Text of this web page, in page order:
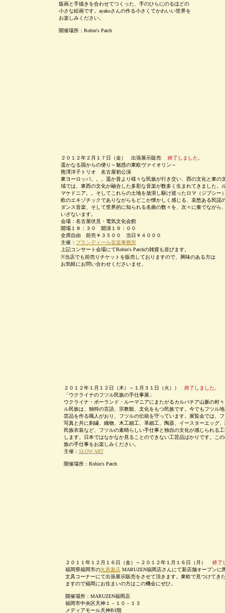
版画と手描きを合わせてつくった、手のひらにのるほどの
小さな絵画です。ayakoさんの作る小さくてかわいい世界を
お楽しみください。
開催場所：Robin's Patch
２０１２年２月１７日（金） 出張展示販売
終了しました。
遥かなる国からの便り～魅惑の東欧ヴァイオリン～
熊澤洋子トリオ 名古屋初公演
東ヨーロッパ。。。遥か昔より様々な民族が行き交い、西の文化と東の
域では、東西の文化が融合した多彩な音楽が数多く生まれてきました。
マケドニア。。そしてこれらの土地を放浪し駆け巡ったロマ（ジプシー
欧のエキゾチックでありながらもどこか懐かしく感じる、哀愁ある民謡
ダンス音楽、そして世界的に知られる名曲の数々を、次々に奏でながら
いざないます。
会場：名古屋伏見・電気文化会館
開場１８：３０ 開演１９：００
全席自由 前売￥３５００ 当日￥４０００
主催： プランディール音楽事務所
上記コンサート会場にてRobin's Patchの雑貨も並びます。
※当店でも前売りチケットを販売しておりますので、興味のある方は
お気軽にお問い合わせくださいませ。
２０１２年１月１２日（木）～１月３１日（火））
終了しました。
「ウクライナのフツル民族の手仕事展」
ウクライナ・ポーランド・ルーマニアにまたがるカルパチア山脈の村
ル民族は、独特の言語、宗教観、文化をもつ民族です。今でもフツル
芸品を作る職人がおり、フツルの伝統を守っています。展覧会では、
写真と共に刺繍、織物、木工細工、革細工、陶器、イースターエッグ
民族衣装など、フツルの素晴らしい手仕事と独自の文化が感じられる
します。日本ではなかなか見ることのできない工芸品ばかりです。こ
族の手仕事をお楽しみください。
主催： SLOW ART
開催場所：Robin's Patch
２０１１年１２月１６日（金）～２０１２年１月１６日（月）
終了
福岡県福岡市の丸善書店MARUZEN福岡店さんにて新店舗オープンに
文具コーナーにて出張展示販売をさせて頂きます。東欧で見つけてき
ますので福岡にお住まいの方はこの機会にぜひ。
開催場所：MARUZEN福岡店
福岡市中央区天神１－１０－１３
メディアモール天神B1階